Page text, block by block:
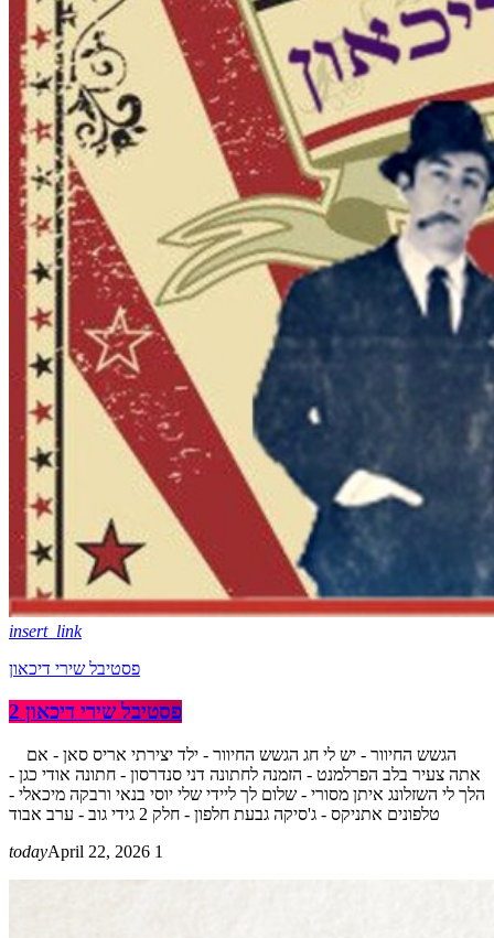
insert_link
פסטיבל שירי דיכאון
פסטיבל שירי דיכאון 2
אתה צעיר בלב הפרלמנט - הזמנה לחתונה דני סנדרסון - חתונה אודי כגן -
הלך לי השזלונג איתן מסורי - שלום לך ליידי שלי יוסי בנאי ורבקה מיכאלי -
טלפונים אתניקס - ג'סיקה גבעת חלפון - חלק 2 גידי גוב - ערב אבוד
todayApril 22, 2026 1